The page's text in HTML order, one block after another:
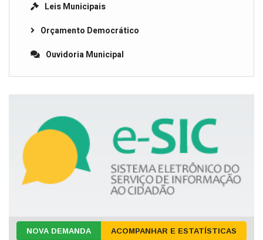
Leis Municipais
Orçamento Democrático
Ouvidoria Municipal
NOVA DEMANDA ACOMPANHAR E ESTATÍSTICAS